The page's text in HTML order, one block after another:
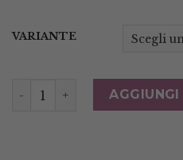
VARIANTE
Ciondolo Pendente I